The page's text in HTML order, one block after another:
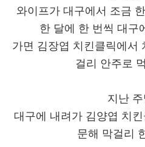
와이프가 대구에서 조금
한 달에 한 번씩 대구
가면 김장엽 치킨클릭에서
걸리 안주로
지난 주
대구에 내려가 김양엽 치
문해 막걸리